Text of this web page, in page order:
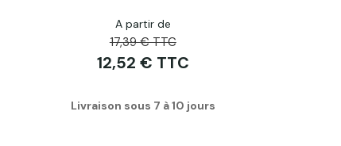
A partir de
17,39 € TTC
12,52 € TTC
Livraison sous 7 à 10 jours